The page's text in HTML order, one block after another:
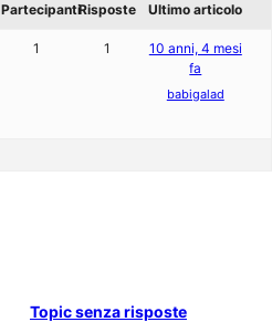
PartecipantiRisposte Ultimo articolo
1 1
10 anni, 4 mesi
fa
babigalad
Topic senza risposte